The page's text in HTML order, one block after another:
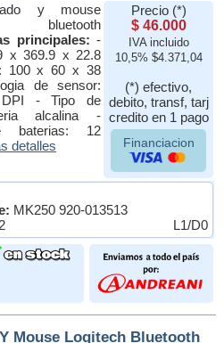
y mouse
bluetooth
principales: -
x 369.9 x 22.8
100 x 60 x 38
de sensor:
DPI - Tipo de
alcalina -
baterias: 12
detalles
Precio (*)
$ 46.000
IVA incluido
10,5% $4.371,04
(*) efectivo,
debito, transf, tarj
credito en 1 pago
Financiacion
MK250 920-013513
L1/D0
Mouse Logitech Bluetooth